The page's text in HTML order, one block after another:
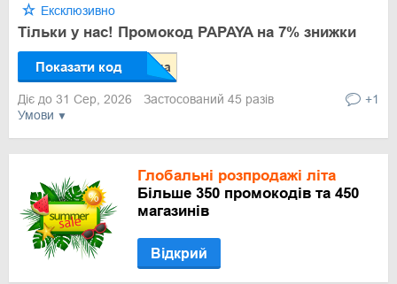
Умови
Ексклюзивно
Тільки у нас! Промокод PAPAYA на 7% знижки
Показати код
Діє до 31 Сер, 2026 Застосований 45 разів +1
Глобальні розпродажі літа
Більше 350 промокодів та 450
магазинів
Відкрий